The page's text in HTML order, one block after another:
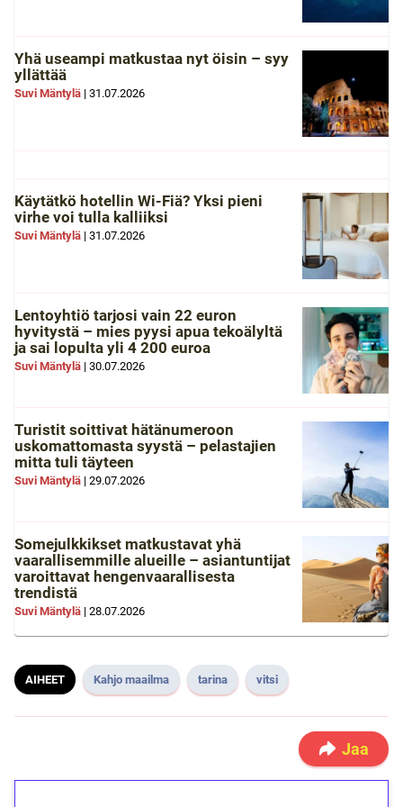
Yhä useampi matkustaa nyt öisin – syy
yllättää
Suvi Mäntylä | 31.07.2026
Käytätkö hotellin Wi-Fiä? Yksi pieni
virhe voi tulla kalliiksi
Suvi Mäntylä | 31.07.2026
Lentoyhtiö tarjosi vain 22 euron
hyvitystä – mies pyysi apua tekoälyltä
ja sai lopulta yli 4 200 euroa
Suvi Mäntylä | 30.07.2026
Turistit soittivat hätänumeroon
uskomattomasta syystä – pelastajien
mitta tuli täyteen
Suvi Mäntylä | 29.07.2026
Somejulkkikset matkustavat yhä
vaarallisemmille alueille – asiantuntijat
varoittavat hengenvaarallisesta
trendistä
Suvi Mäntylä | 28.07.2026
AIHEET Kahjo maailma tarina vitsi
Jaa